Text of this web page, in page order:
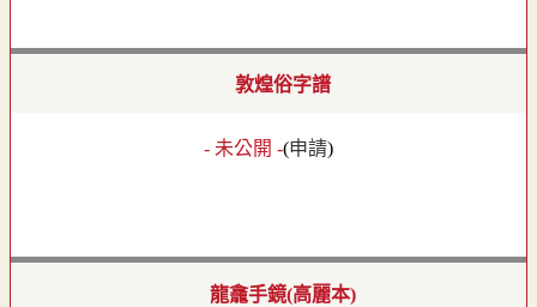
敦煌俗字譜
- 未公開 -(申請)
龍龕手鏡(高麗本)